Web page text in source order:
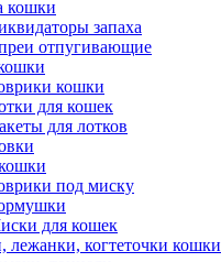
кошки
запаха
отпугивающие
кошки
для кошек
для лотков
под миску
для кошек
лежанки, когтеточки кошки